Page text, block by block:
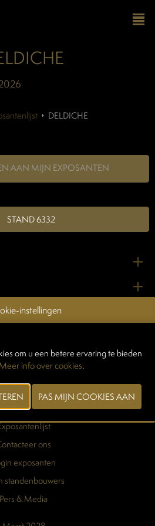
DELDICHE
AAN MIJN EXPOSANTEN
STAND 6332
info
ons
exposanten
standenbouwers
Pers & Media
instellingen
om u een betere ervaring te bieden
Meer info over cookies.